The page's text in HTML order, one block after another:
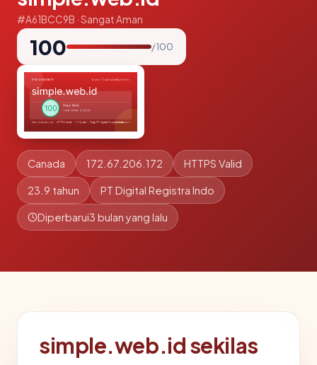
#A61BCC9B · Sangat Aman
100 / 100
Canada 172.67.206.172 HTTPS Valid
23.9 tahun PT Digital Registra Indo
Diperbarui3 bulan yang lalu
simple.web.id sekilas